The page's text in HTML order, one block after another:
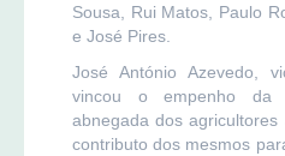
Sousa, Rui Matos, Paulo
e José Pires.
José António Azevedo,
vincou o empenho da
abnegada dos
contributo dos mesmos